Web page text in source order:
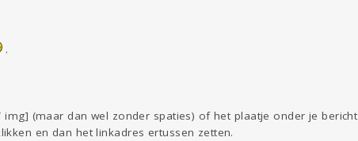
.
(maar dan wel zonder spaties) of het plaatje onder je bericht
en dan het linkadres ertussen zetten.